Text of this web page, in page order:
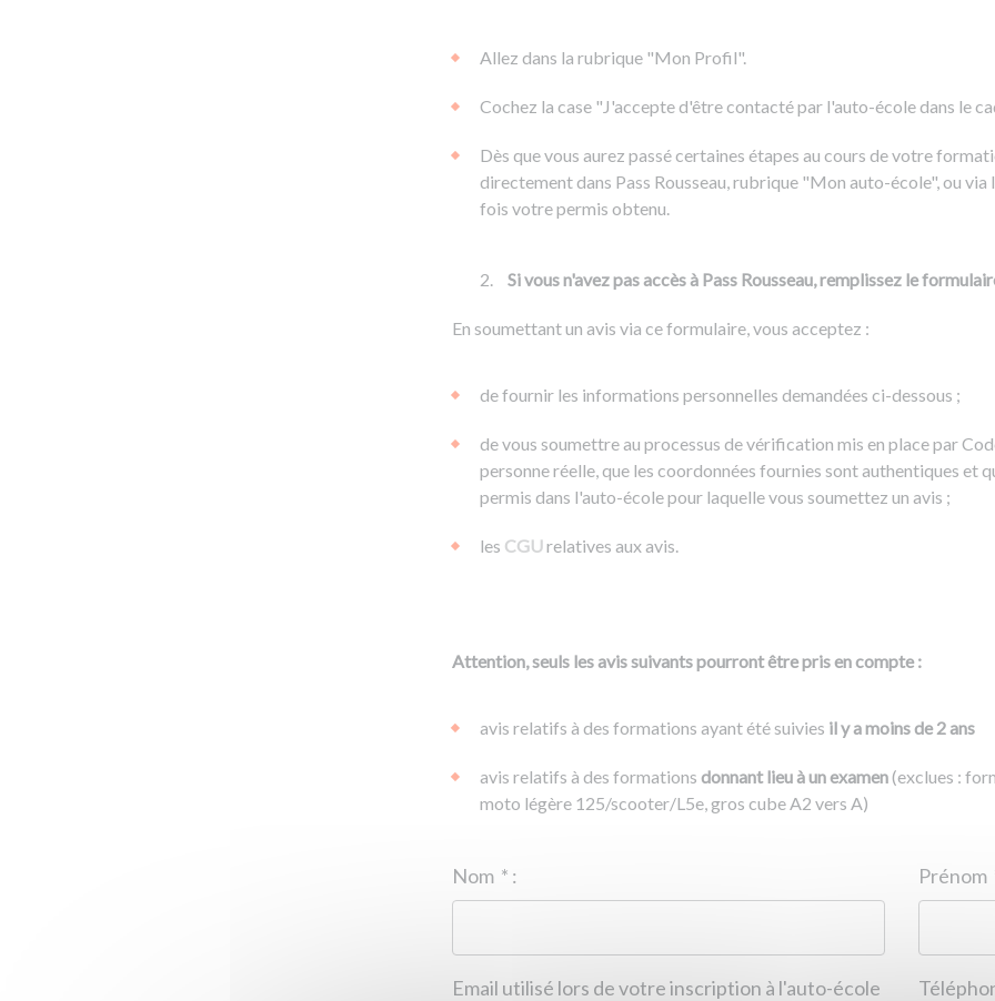
Allez dans la rubrique "Mon Profil".
Cochez la case "J'accepte d'être contacté par l'auto-école dans le
Dès que vous aurez passé certaines étapes au cours de votre
directement dans Pass Rousseau, rubrique "Mon auto-école", ou
fois votre permis obtenu.
Si vous n'avez pas accès à Pass Rousseau, remplissez le
En soumettant un avis via ce formulaire, vous acceptez :
de fournir les informations personnelles demandées ci-dessous ;
de vous soumettre au processus de vérification mis en place par
personne réelle, que les coordonnées fournies sont authentiques et
permis dans l'auto-école pour laquelle vous soumettez un avis ;
les CGUrelatives aux avis.
Attention, seuls les avis suivants pourront être pris en compte :
avis relatifs à des formations ayant été suivies il y a moins de 2 ans
avis relatifs à des formations donnant lieu à un examen(exclues :
moto légère 125/scooter/L5e, gros cube A2 vers A)
* :
Email utilisé lors de votre inscription à l'auto-école